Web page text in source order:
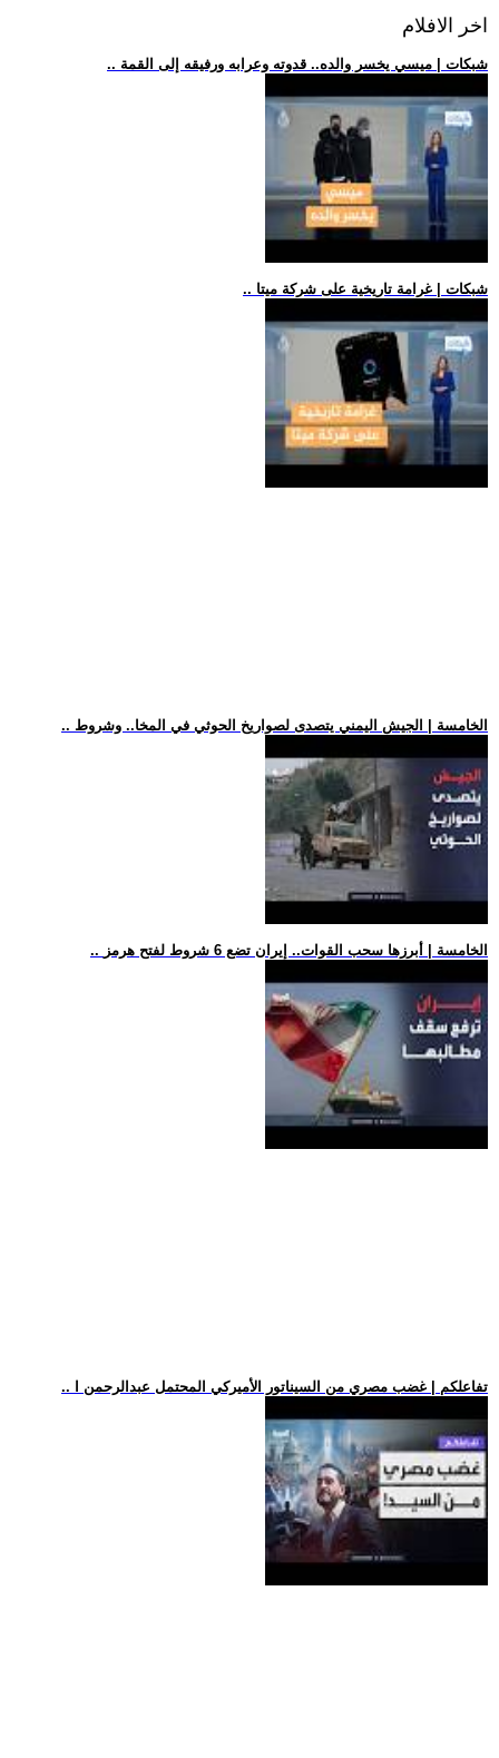
اخر الافلام
.. شبكات | ميسي يخسر والده.. قدوته وعرابه ورفيقه إلى القمة
.. شبكات | غرامة تاريخية على شركة ميتا
.. الخامسة | الجيش اليمني يتصدى لصواريخ الحوثي في المخا.. وشروط
.. الخامسة | أبرزها سحب القوات.. إيران تضع 6 شروط لفتح هرمز
.. تفاعلكم | غضب مصري من السيناتور الأميركي المحتمل عبدالرحمن ا